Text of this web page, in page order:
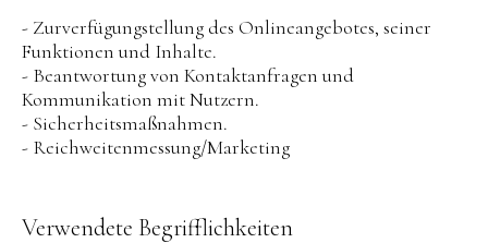
- Zurverfügungstellung des Onlineangebotes, seiner
Funktionen und Inhalte.
- Beantwortung von Kontaktanfragen und
Kommunikation mit Nutzern.
- Sicherheitsmaßnahmen.
- Reichweitenmessung/Marketing
Verwendete Begrifflichkeiten